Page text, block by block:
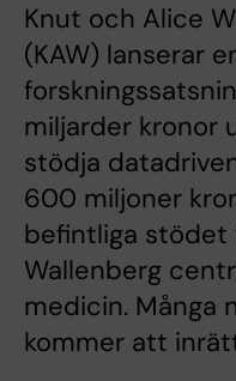
Knut och Alice
(KAW) lanserar
miljarder kronor
stödja
600 miljoner
befintliga stödet
Wallenberg
medicin. Många
kommer att